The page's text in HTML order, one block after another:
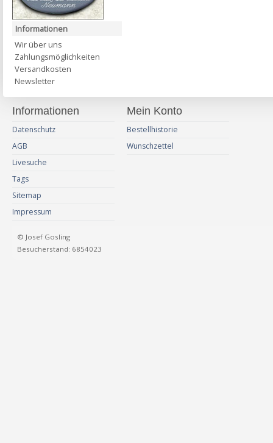
Informationen
Wir über uns
Zahlungsmöglichkeiten
Versandkosten
Newsletter
Informationen
Datenschutz
AGB
Livesuche
Tags
Sitemap
Impressum
Mein Konto
Bestellhistorie
Wunschzettel
© Josef Gosling
Besucherstand: 6854023